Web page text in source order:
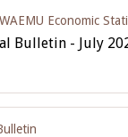
Economic
Bulletin - July